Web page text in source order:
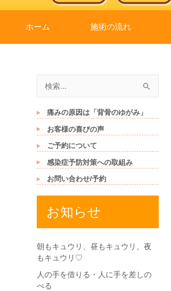
ホーム 施術の流れ
索
対
象
:
痛みの原因は「背骨のゆがみ」
お客様の喜びの声
ご予約について
感染症予防対策への取組み
お問い合わせ/予約
お知らせ
朝もキュウリ、昼もキュウリ、夜
もキュウリ♡
人の手を借りる・人に手を差しの
べる